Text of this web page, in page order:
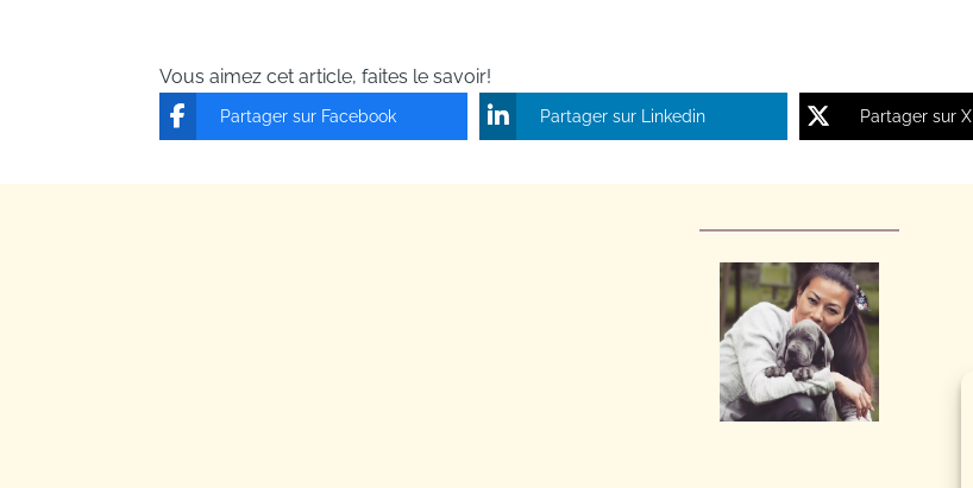
Vous aimez cet article, faites le savoir!
Partager sur Facebook Partager sur Linkedin Partager sur X